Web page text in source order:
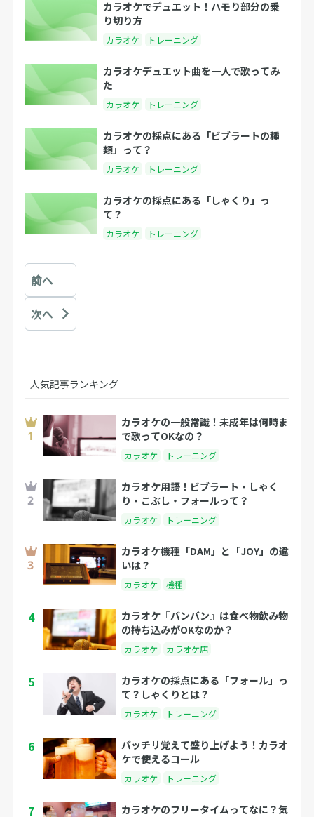
カラオケでデュエット！ハモり部分の乗
り切り方
カラオケ トレーニング
カラオケデュエット曲を一人で歌ってみ
た
カラオケ トレーニング
カラオケの採点にある「ビブラートの種
類」って？
カラオケ トレーニング
カラオケの採点にある「しゃくり」っ
て？
カラオケ トレーニング
前へ
次へ
人気記事ランキング
カラオケの一般常識！未成年は何時ま
で歌ってOKなの？
カラオケ トレーニング
カラオケ用語！ビブラート・しゃく
り・こぶし・フォールって？
カラオケ トレーニング
カラオケ機種「DAM」と「JOY」の違
いは？
カラオケ 機種
4
カラオケ『バンバン』は食べ物飲み物
の持ち込みがOKなのか？
カラオケ カラオケ店
5
カラオケの採点にある「フォール」っ
て？しゃくりとは？
カラオケ トレーニング
6
バッチリ覚えて盛り上げよう！カラオ
ケで使えるコール
カラオケ トレーニング
7
カラオケのフリータイムってなに？気